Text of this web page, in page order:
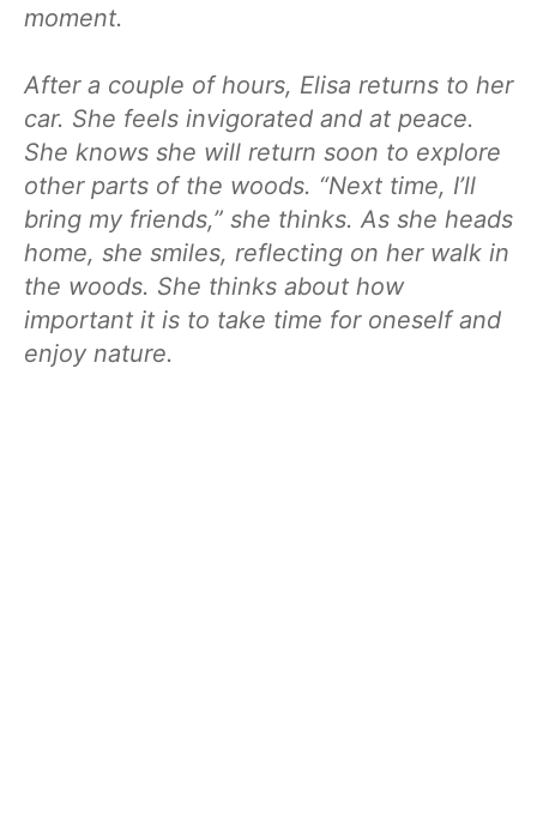
moment.
After a couple of hours, Elisa returns to her
car. She feels invigorated and at peace.
She knows she will return soon to explore
other parts of the woods. “Next time, I’ll
bring my friends,” she thinks. As she heads
home, she smiles, reflecting on her walk in
the woods. She thinks about how
important it is to take time for oneself and
enjoy nature.